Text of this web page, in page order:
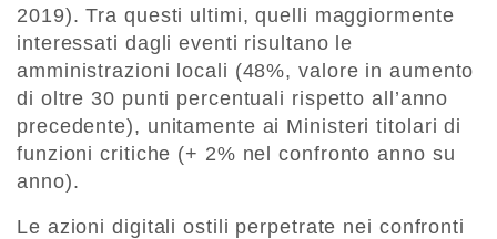
2019). Tra questi ultimi, quelli maggiormente
interessati dagli eventi risultano le
amministrazioni locali (48%, valore in aumento
di oltre 30 punti percentuali rispetto all’anno
precedente), unitamente ai Ministeri titolari di
funzioni critiche (+ 2% nel confronto anno su
anno).
Le azioni digitali ostili perpetrate nei confronti